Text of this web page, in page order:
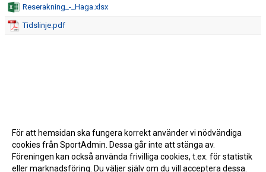
SEKRETARIATSUTBILDNING
ÅRSHJUL
HAGA-SHOPPEN
BILDGALLERI
Reserakning_-_Haga.xlsx
Tidslinje.pdf
För att hemsidan ska fungera korrekt använder vi nödvändiga
cookies från SportAdmin. Dessa går inte att stänga av.
Föreningen kan också använda frivilliga cookies, t.ex. för statistik
eller marknadsföring. Du väljer själv om du vill acceptera dessa.